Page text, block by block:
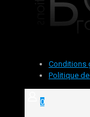
Conditions
Politique
0